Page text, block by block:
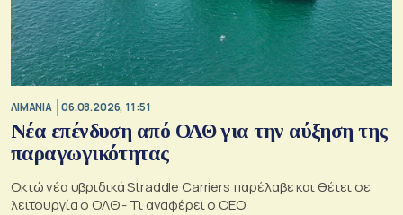
ΛΙΜΑΝΙΑ 06.08.2026, 11:51
Νέα επένδυση από ΟΛΘ για την αύξηση της
παραγωγικότητας
Οκτώ νέα υβριδικά Straddle Carriers παρέλαβε και θέτει σε
λειτουργία ο ΟΛΘ - Τι αναφέρει ο CEO